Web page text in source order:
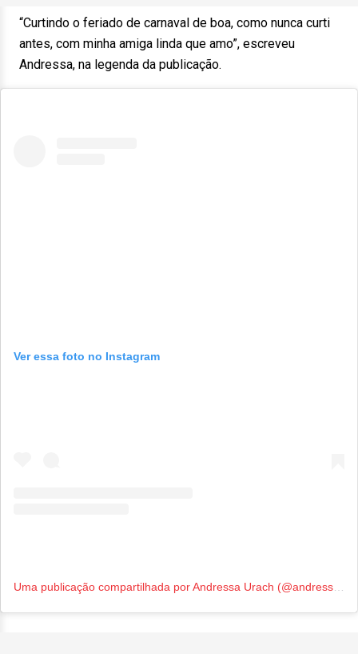
“Curtindo o feriado de carnaval de boa, como nunca curti
antes, com minha amiga linda que amo”, escreveu
Andressa, na legenda da publicação.
Ver essa foto no Instagram
Uma publicação compartilhada por Andressa Urach (@andressaurachoficial)